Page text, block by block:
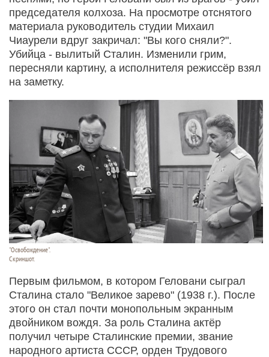
председателя колхоза. На просмотре отснятого
материала руководитель студии Михаил
Чиаурели вдруг закричал: "Вы кого сняли?".
Убийца - вылитый Сталин. Изменили грим,
пересняли картину, а исполнителя режиссёр взял
на заметку.
"Освобождение".
Скриншот.
Первым фильмом, в котором Геловани сыграл
Сталина стало "Великое зарево" (1938 г.). После
этого он стал почти монопольным экранным
двойником вождя. За роль Сталина актёр
получил четыре Сталинские премии, звание
народного артиста СССР, орден Трудового